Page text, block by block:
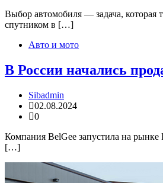
Выбор автомобиля — задача, которая
спутником в […]
Авто и мото
В России начались
Sibadmin
02.08.2024
0
Компания BelGee запустила на рынке
[…]